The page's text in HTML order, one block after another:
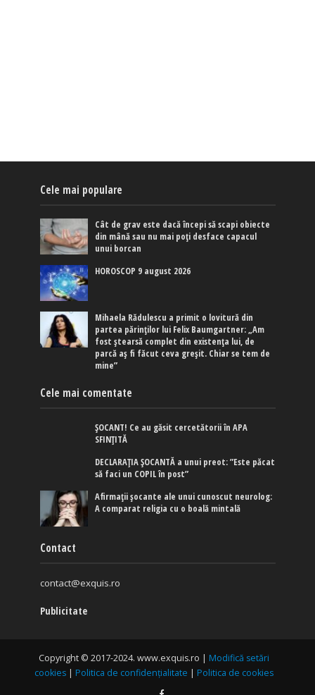
Cele mai populare
Cât de grav este dacă începi să scapi obiecte
din mână sau nu mai poți desface capacul
unui borcan
HOROSCOP 9 august 2026
Mihaela Rădulescu a primit o lovitură din
partea părinților lui Felix Baumgartner: „Am
fost ștearsă complet din existența lui, de
parcă aș fi făcut ceva greșit. Chiar se tem de
mine”
Cele mai comentate
ȘOCANT! Ce au găsit cercetătorii în APA
SFINȚITĂ
DECLARAȚIA ȘOCANTĂ a unui preot: ”Este păcat
să faci un COPIL în post”
Afirmaţii şocante ale unui cunoscut neurolog:
A comparat religia cu o boală mintală
Contact
contact@exquis.ro
Publicitate
Copyright © 2017-2024. www.exquis.ro | Modifică setări
cookies | Politica de confidențialitate | Politica de cookies